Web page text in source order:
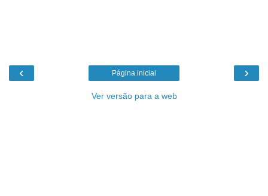
‹ ›
Página inicial
Ver versão para a web